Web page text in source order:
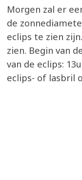
Morgen zal er
de
eclips te zien
zien. Begin van
van de eclips:
eclips- of lasbril